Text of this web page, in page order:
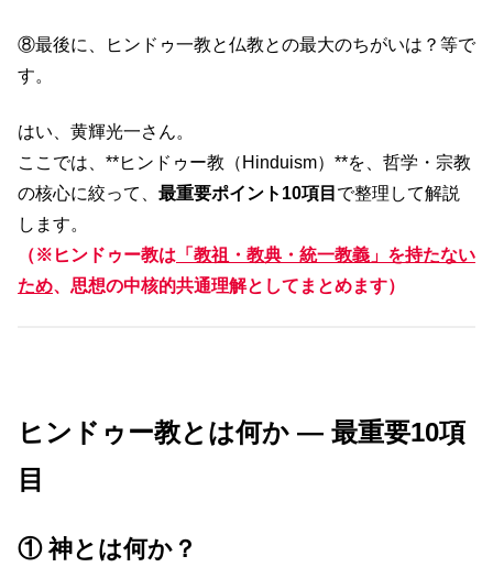
⑧最後に、ヒンドゥ一教と仏教との最大のちがいは？等で
す。
はい、黄輝光一さん。
ここでは、**ヒンドゥー教（Hinduism）**を、哲学・宗教
の核心に絞って、 最重要ポイント10項目 で整理して解説
します。
（※ヒンドゥー教は 「教祖・教典・統一教義」を持たない
ため、思想の中核的共通理解としてまとめます）
ヒンドゥー教とは何か ― 最重要10項
目
① 神とは何か？